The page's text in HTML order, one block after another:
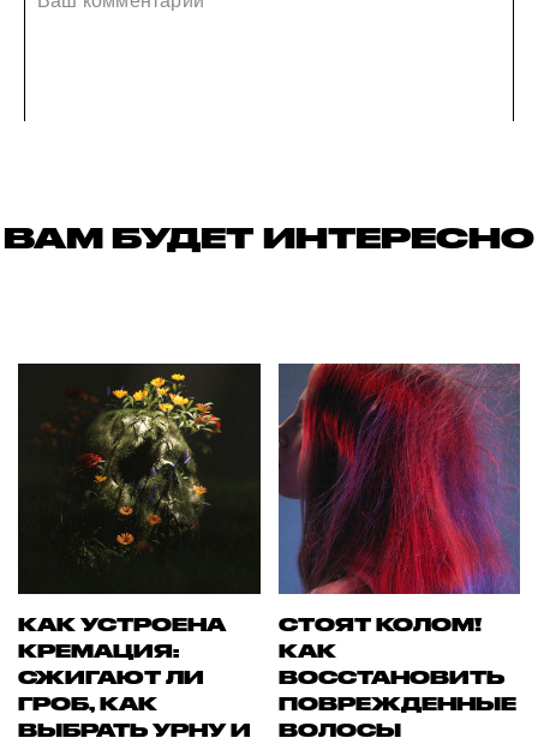
ВАМ БУДЕТ ИНТЕРЕСНО
КАК УСТРОЕНА
КРЕМАЦИЯ:
СЖИГАЮТ ЛИ
ГРОБ, КАК
ВЫБРАТЬ УРНУ И
СТОЯТ КОЛОМ!
КАК
ВОССТАНОВИТЬ
ПОВРЕЖДЕННЫЕ
ВОЛОСЫ